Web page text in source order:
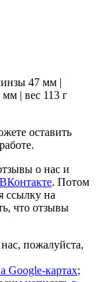
47 мм |
| вес 113 г
оставить
о нас и
ВКонтакте. Потом
ссылку на
что отзывы
пожалуйста,
Google-картах;